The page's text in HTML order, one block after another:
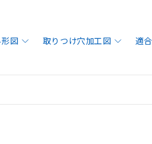
図 取りつけ穴加工図 適